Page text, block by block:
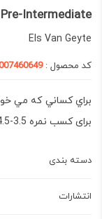
Intermediate
Els Van Geyte
کد محصول :
براي کساني که مي
برای کسب نمره 3.5-4.5 نوشته شده است
دسته بندی
انتشارات